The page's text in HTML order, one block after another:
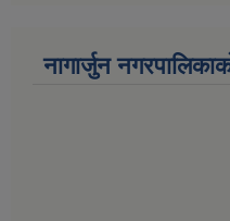
नागार्जुन